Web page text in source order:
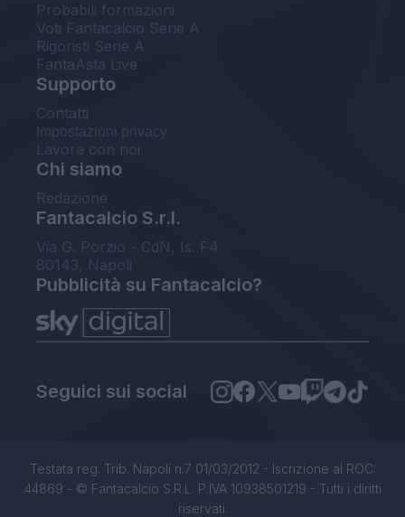
Probabili formazioni
Voti Fantacalcio Serie A
Rigoristi Serie A
FantaAsta Live
Supporto
Contatti
Impostazioni privacy
Lavora con noi
Chi siamo
Redazione
Fantacalcio S.r.l.
Via G. Porzio - CdN, Is. F4
80143, Napoli
Pubblicità su Fantacalcio?
Seguici sui social
Testata reg. Trib. Napoli n.7 01/03/2012 - Iscrizione al ROC:
44869 - © Fantacalcio S.R.L. P.IVA 10938501219 - Tutti i diritti
riservati.